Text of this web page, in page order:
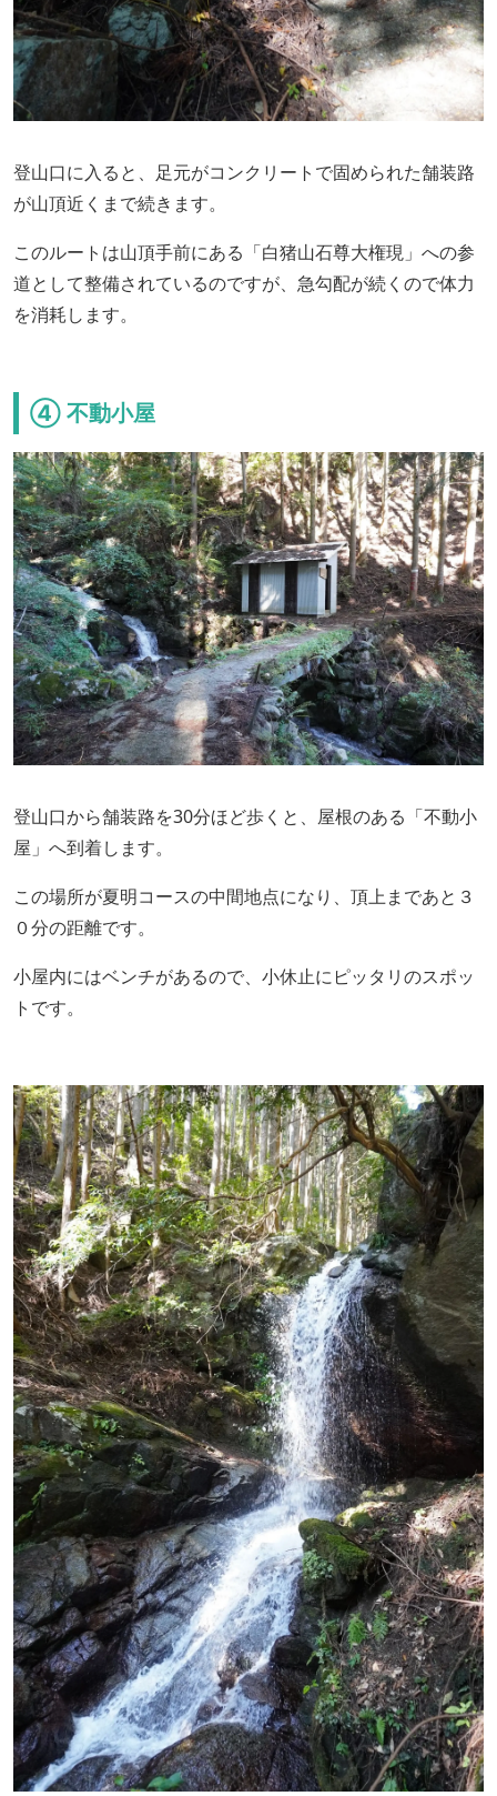
登山口に入ると、足元がコンクリートで固められた舗装路
が山頂近くまで続きます。
このルートは山頂手前にある「白猪山石尊大権現」への参
道として整備されているのですが、急勾配が続くので体力
を消耗します。
④ 不動小屋
登山口から舗装路を30分ほど歩くと、屋根のある「不動小
屋」へ到着します。
この場所が夏明コースの中間地点になり、頂上まであと３
０分の距離です。
小屋内にはベンチがあるので、小休止にピッタリのスポッ
トです。